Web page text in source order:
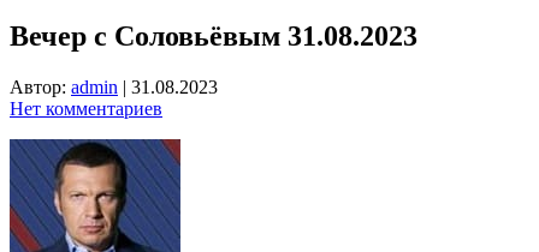
Вечер с Соловьёвым 31.08.2023
Автор: admin | 31.08.2023
Нет комментариев